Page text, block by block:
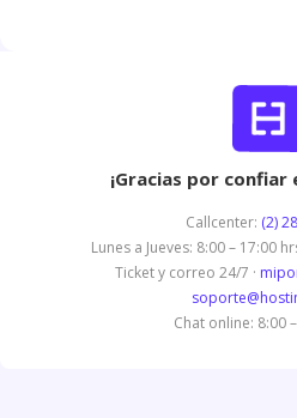
¡Gracias por confiar
Callcenter: (2)
Lunes a Jueves: 8:00 – 17:00
Ticket y correo 24/7 ·
Chat online: 8:00